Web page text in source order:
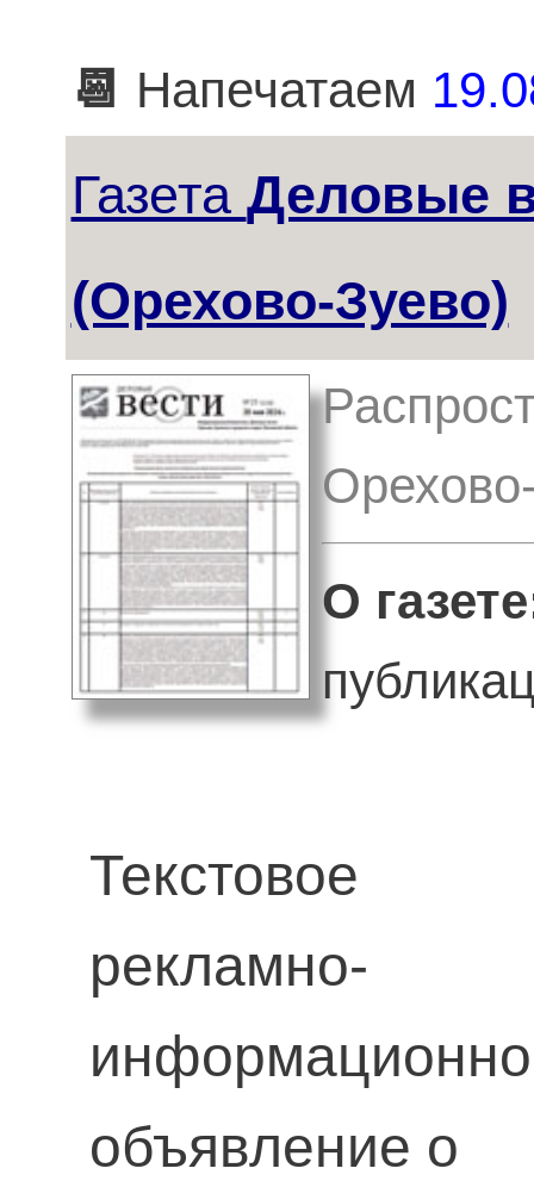
📆 Напечатаем
Газета Деловые
(Орехово-Зуево)
О
Текстовое
рекламно-
объявление о